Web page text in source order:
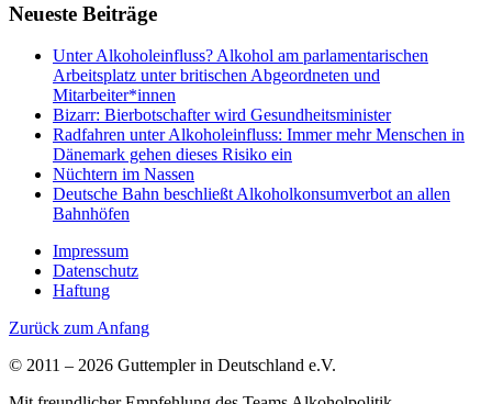
Neueste Beiträge
Unter Alkoholeinfluss? Alkohol am parlamentarischen
Arbeitsplatz unter britischen Abgeordneten und
Mitarbeiter*innen
Bizarr: Bierbotschafter wird Gesundheitsminister
Radfahren unter Alkoholeinfluss: Immer mehr Menschen in
Dänemark gehen dieses Risiko ein
Nüchtern im Nassen
Deutsche Bahn beschließt Alkoholkonsumverbot an allen
Bahnhöfen
Impressum
Datenschutz
Haftung
Zurück zum Anfang
© 2011 – 2026 Guttempler in Deutschland e.V.